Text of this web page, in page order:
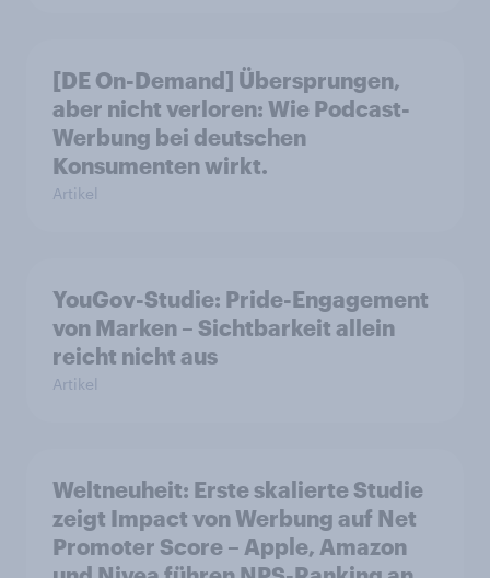
[DE On-Demand] Übersprungen,
aber nicht verloren: Wie Podcast-
Werbung bei deutschen
Konsumenten wirkt.
Artikel
YouGov-Studie: Pride-Engagement
von Marken – Sichtbarkeit allein
reicht nicht aus
Artikel
Weltneuheit: Erste skalierte Studie
zeigt Impact von Werbung auf Net
Promoter Score – Apple, Amazon